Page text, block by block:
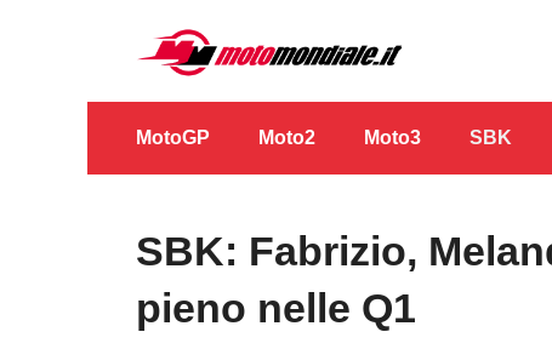
contenuto
MotoGP Moto2 Moto3 SBK
SBK: Fabrizio,
pieno nelle Q1